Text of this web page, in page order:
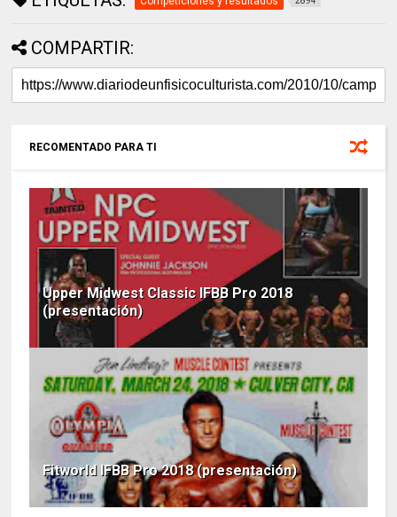
COMPARTIR:
RECOMENTADO PARA TI
Upper Midwest Classic IFBB Pro 2018
(presentación)
Fitworld IFBB Pro 2018 (presentación)